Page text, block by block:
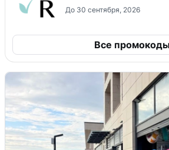
До 30 сентября, 2026
Все